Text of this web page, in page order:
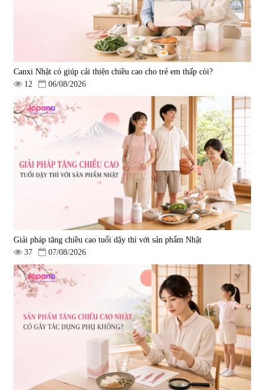
Viên uống bổ gan Ribeto Shoji
Hepaclean 60 viên
543.205
690.000 đ
Viên uống hỗ trợ cải thiện thoát
vị đĩa đệm Kyoto Has 30 viên
14.560
1.600.000 đ
Viên uống hỗ trợ giấc ngủ Fujina
Sleepy Nhật Bản 80 viên
|13.760
580.000 đ
điều trị đột quỵ Biken Kinase
Gold 60 viên
|0
1.570.000 đ
Canxi Nhật có giúp cải thiện chiều cao cho trẻ em thấp còi?
12
06/08/2026
Giải pháp tăng chiều cao tuổi dậy thì với sản phẩm Nhật
37
07/08/2026